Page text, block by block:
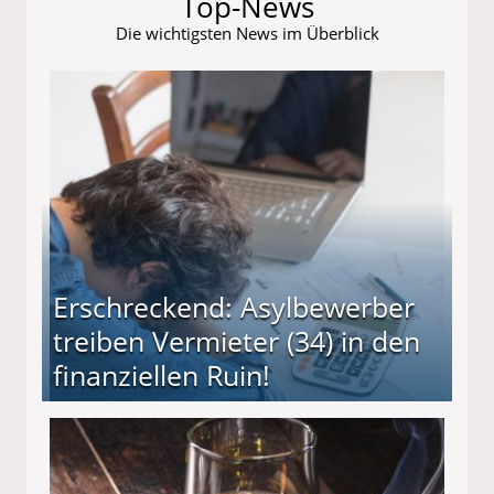
Die wichtigsten News im Überblick
Erschreckend: Asylbewerber
treiben Vermieter (34) in den
finanziellen Ruin!
(34) in den finanziellen Ruin!